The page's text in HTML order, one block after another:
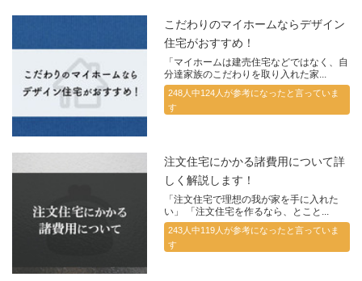
こだわりのマイホームならデザイン
住宅がおすすめ！
「マイホームは建売住宅などではなく、自
分達家族のこだわりを取り入れた家...
248人中124人が参考になったと言っていま
す
注文住宅にかかる諸費用について詳
しく解説します！
「注文住宅で理想の我が家を手に入れた
い」 「注文住宅を作るなら、とこと...
243人中119人が参考になったと言っていま
す